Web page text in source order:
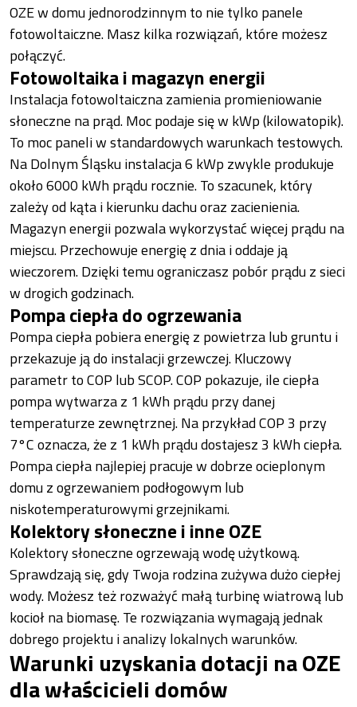
OZE w domu jednorodzinnym to nie tylko panele
fotowoltaiczne. Masz kilka rozwiązań, które możesz
połączyć.
Fotowoltaika i magazyn energii
Instalacja fotowoltaiczna zamienia promieniowanie
słoneczne na prąd. Moc podaje się w kWp (kilowatopik).
To moc paneli w standardowych warunkach testowych.
Na Dolnym Śląsku instalacja 6 kWp zwykle produkuje
około 6000 kWh prądu rocznie. To szacunek, który
zależy od kąta i kierunku dachu oraz zacienienia.
Magazyn energii pozwala wykorzystać więcej prądu na
miejscu. Przechowuje energię z dnia i oddaje ją
wieczorem. Dzięki temu ograniczasz pobór prądu z sieci
w drogich godzinach.
Pompa ciepła do ogrzewania
Pompa ciepła pobiera energię z powietrza lub gruntu i
przekazuje ją do instalacji grzewczej. Kluczowy
parametr to COP lub SCOP. COP pokazuje, ile ciepła
pompa wytwarza z 1 kWh prądu przy danej
temperaturze zewnętrznej. Na przykład COP 3 przy
7°C oznacza, że z 1 kWh prądu dostajesz 3 kWh ciepła.
Pompa ciepła najlepiej pracuje w dobrze ocieplonym
domu z ogrzewaniem podłogowym lub
niskotemperaturowymi grzejnikami.
Kolektory słoneczne i inne OZE
Kolektory słoneczne ogrzewają wodę użytkową.
Sprawdzają się, gdy Twoja rodzina zużywa dużo ciepłej
wody. Możesz też rozważyć małą turbinę wiatrową lub
kocioł na biomasę. Te rozwiązania wymagają jednak
dobrego projektu i analizy lokalnych warunków.
Warunki uzyskania dotacji na OZE
dla właścicieli domów